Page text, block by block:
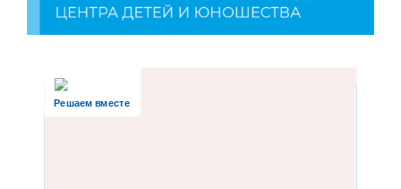
Решаем вместе